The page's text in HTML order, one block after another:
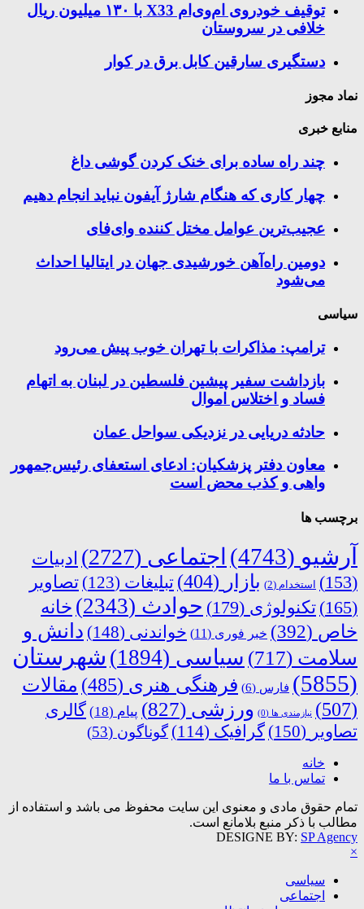
توقیف خودروی ام‌وی‌ام X33 با ۱۳۰ میلیون ریال
خلافی در سروستان
دستگیری سارقین کابل برق در کوار
نماد مجوز
منابع خبری
چند راه‌ ساده برای خنک کردن گوشی داغ
چهار کاری که هنگام شارژ آیفون نباید انجام دهیم
عجیب‌ترین عوامل مختل کننده وای‌فای
دومین راه‌آهن خورشیدی جهان در ایتالیا احداث
می‌شود
سیاسی
ترامپ: مذاکرات با تهران خوب پیش می‌رود
بازداشت سفیر پیشین فلسطین در لبنان به اتهام
فساد و اختلاس اموال
حادثه دریایی در نزدیکی سواحل عمان
معاون دفتر پزشکیان: ادعای استعفای رئیس‌جمهور
واهی و کذب محض است
برچسب ها
آرشیو (4743) اجتماعی (2727)
ادبیات
(153)
استخدام (2) بازار (404) تبلیغات (123)
تصاویر
(165)
تکنولوژی (179) حوادث (2343)
خانه
خاص (392) خبر فوری (11) خواندنی (148)
دانش و
سلامت (717) سیاسی (1894)
شهرستان
(5855)
فارس (6) فرهنگی هنری (485)
مقالات
(507)
نیازمندی ها (0) ورزشی (827) پیام (18)
گالری
تصاویر (150) گرافیک (114) گوناگون (53)
خانه
تماس با ما
تمام حقوق مادی و معنوی این سایت محفوظ می باشد و استفاده از
مطالب با ذکر منبع بلامانع است.
DESIGNE BY: SP Agency
×
سیاسی
اجتماعی